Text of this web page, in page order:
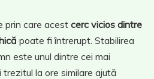
prin care acest cerc vicios dintre
poate fi întrerupt. Stabilirea
este unul dintre cei mai
la ore similare ajută